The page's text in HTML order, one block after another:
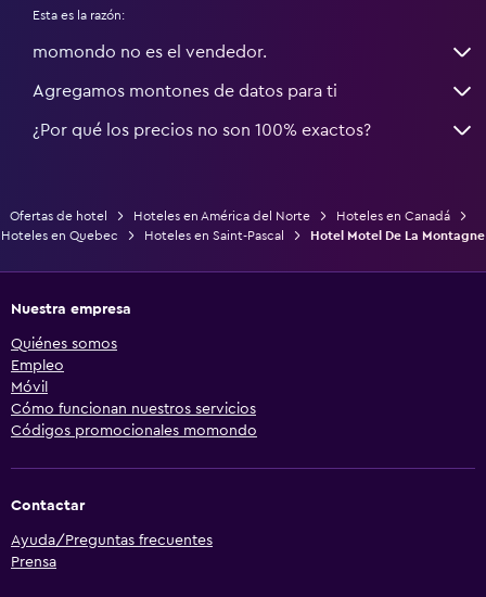
Esta es la razón:
momondo no es el vendedor.
Agregamos montones de datos para ti
¿Por qué los precios no son 100% exactos?
Ofertas de hotel Hoteles en América del Norte
Hoteles en Canadá
Hoteles en Quebec
Hoteles en Saint-Pascal Hotel Motel De La Montagne
Nuestra empresa
Quiénes somos
Empleo
Móvil
Cómo funcionan nuestros servicios
Códigos promocionales momondo
Contactar
Ayuda/Preguntas frecuentes
Prensa